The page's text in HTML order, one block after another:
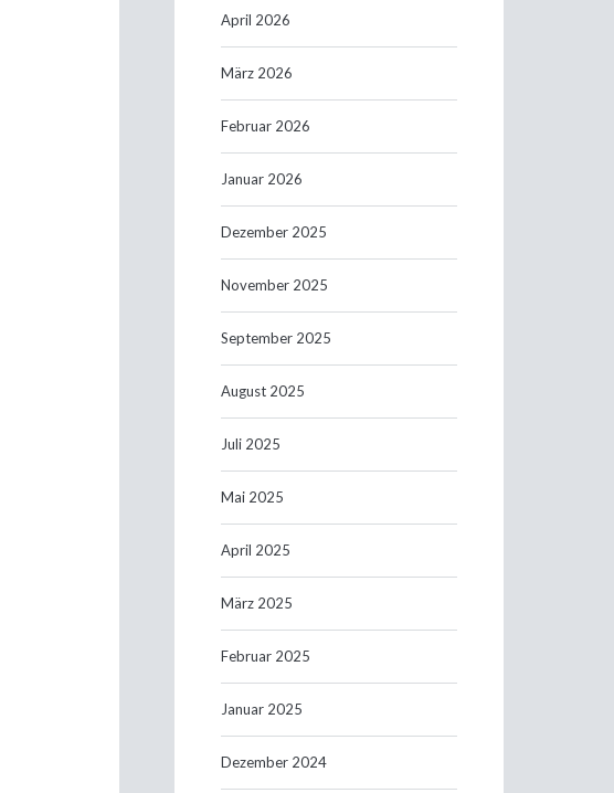
April 2026
März 2026
Februar 2026
Januar 2026
Dezember 2025
November 2025
September 2025
August 2025
Juli 2025
Mai 2025
April 2025
März 2025
Februar 2025
Januar 2025
Dezember 2024